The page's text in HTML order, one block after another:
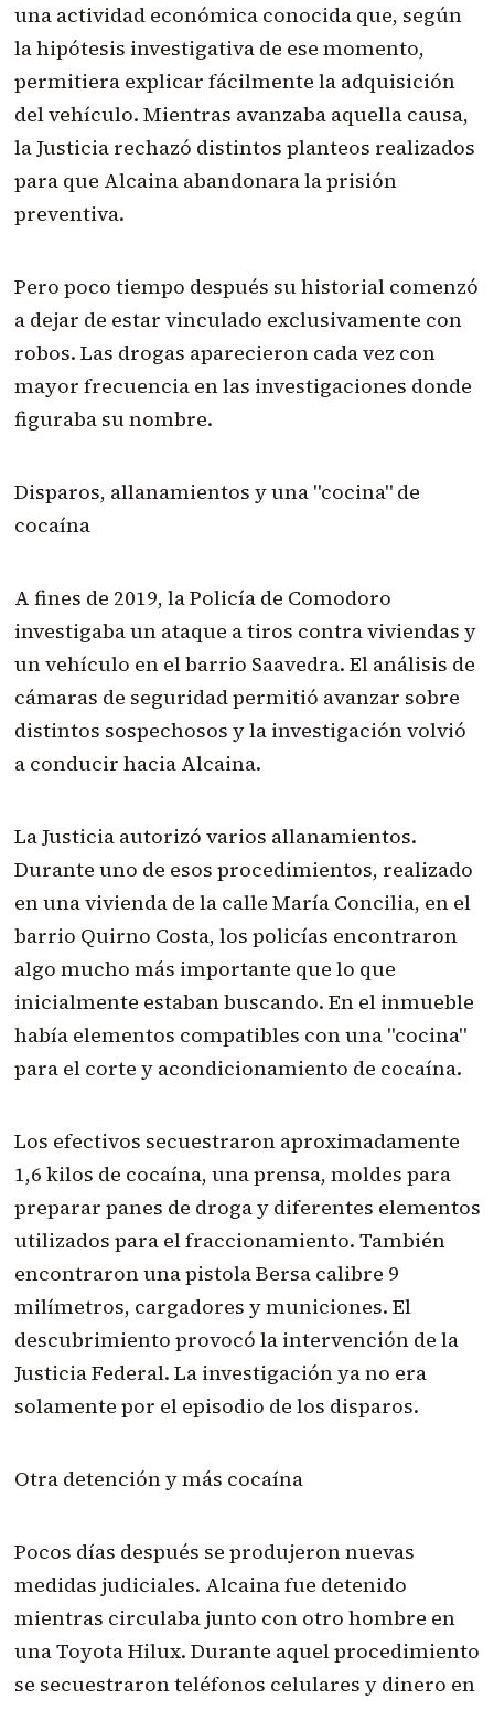
una actividad económica conocida que, según
la hipótesis investigativa de ese momento,
permitiera explicar fácilmente la adquisición
del vehículo. Mientras avanzaba aquella causa,
la Justicia rechazó distintos planteos realizados
para que Alcaina abandonara la prisión
preventiva.
Pero poco tiempo después su historial comenzó
a dejar de estar vinculado exclusivamente con
robos. Las drogas aparecieron cada vez con
mayor frecuencia en las investigaciones donde
figuraba su nombre.
Disparos, allanamientos y una "cocina" de
cocaína
A fines de 2019, la Policía de Comodoro
investigaba un ataque a tiros contra viviendas y
un vehículo en el barrio Saavedra. El análisis de
cámaras de seguridad permitió avanzar sobre
distintos sospechosos y la investigación volvió
a conducir hacia Alcaina.
La Justicia autorizó varios allanamientos.
Durante uno de esos procedimientos, realizado
en una vivienda de la calle María Concilia, en el
barrio Quirno Costa, los policías encontraron
algo mucho más importante que lo que
inicialmente estaban buscando. En el inmueble
había elementos compatibles con una "cocina"
para el corte y acondicionamiento de cocaína.
Los efectivos secuestraron aproximadamente
1,6 kilos de cocaína, una prensa, moldes para
preparar panes de droga y diferentes elementos
utilizados para el fraccionamiento. También
encontraron una pistola Bersa calibre 9
milímetros, cargadores y municiones. El
descubrimiento provocó la intervención de la
Justicia Federal. La investigación ya no era
solamente por el episodio de los disparos.
Otra detención y más cocaína
Pocos días después se produjeron nuevas
medidas judiciales. Alcaina fue detenido
mientras circulaba junto con otro hombre en
una Toyota Hilux. Durante aquel procedimiento
se secuestraron teléfonos celulares y dinero en